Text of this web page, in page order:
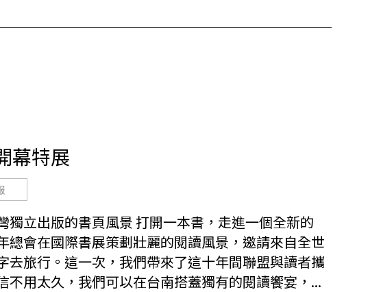
幕特展
立出版的書頁風景 打開一本書，走進一個全新的
總會在國際書展策劃壯麗的閱讀風景，邀請來自全世
去旅行。這一次，我們帶來了這十年間聯盟與讀者攜
不用太久，我們可以在台南搭蓋獨有的閱讀饗宴，...